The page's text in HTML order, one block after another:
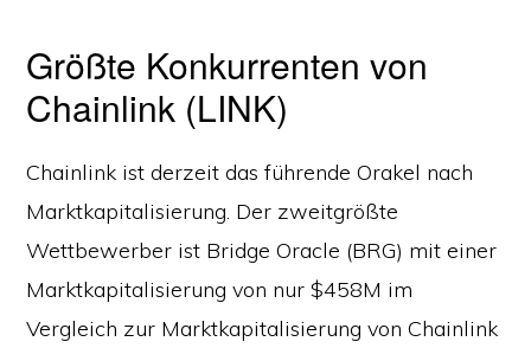
Größte Konkurrenten von
Chainlink (LINK)
Chainlink ist derzeit das führende Orakel nach
Marktkapitalisierung. Der zweitgrößte
Wettbewerber ist Bridge Oracle (BRG) mit einer
Marktkapitalisierung von nur $458M im
Vergleich zur Marktkapitalisierung von Chainlink